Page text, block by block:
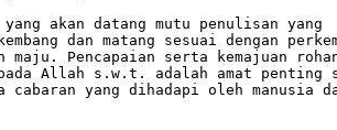
akan datang mutu penulisan yang
dan matang sesuai dengan
maju. Pencapaian serta kemajuan
Allah s.w.t. adalah amat penting
cabaran yang dihadapi oleh manusia